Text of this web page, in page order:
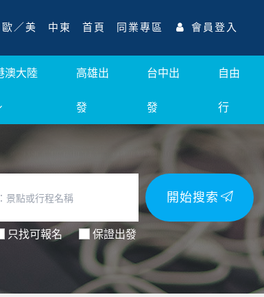
歐／美 中東 首頁 同業專區 會員登入
澳大陸 高雄出
發
台中出
發
自由
行
只找可報名 保證出發
開始搜索